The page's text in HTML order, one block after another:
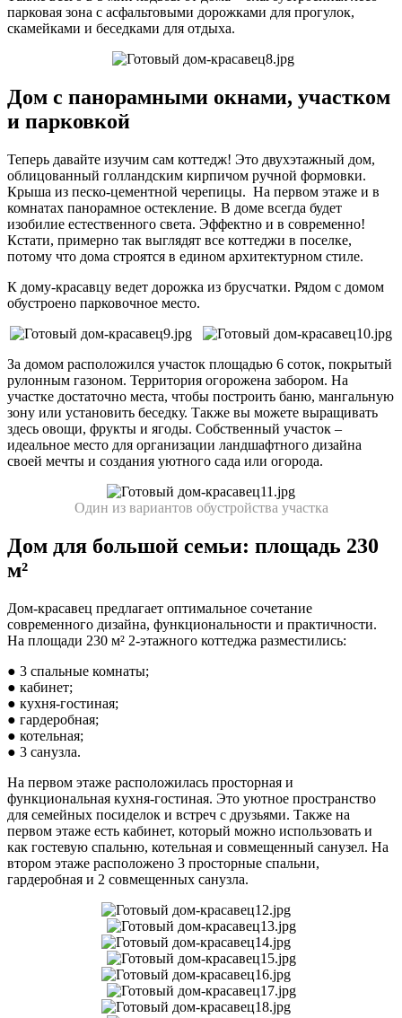
парковая зона с асфальтовыми дорожками для прогулок,
скамейками и беседками для отдыха.
Дом с панорамными окнами, участком
и парковкой
Теперь давайте изучим сам коттедж! Это двухэтажный дом,
облицованный голландским кирпичом ручной формовки.
Крыша из песко-цементной черепицы. На первом этаже и в
комнатах панорамное остекление. В доме всегда будет
изобилие естественного света. Эффектно и в современно!
Кстати, примерно так выглядят все коттеджи в поселке,
потому что дома строятся в едином архитектурном стиле.
К дому-красавцу ведет дорожка из брусчатки. Рядом с домом
обустроено парковочное место.
За домом расположился участок площадью 6 соток, покрытый
рулонным газоном. Территория огорожена забором. На
участке достаточно места, чтобы построить баню, мангальную
зону или установить беседку. Также вы можете выращивать
здесь овощи, фрукты и ягоды. Собственный участок –
идеальное место для организации ландшафтного дизайна
своей мечты и создания уютного сада или огорода.
Один из вариантов обустройства участка
Дом для большой семьи: площадь 230
м²
Дом-красавец предлагает оптимальное сочетание
современного дизайна, функциональности и практичности.
На площади 230 м² 2-этажного коттеджа разместились:
● 3 спальные комнаты;
● кабинет;
● кухня-гостиная;
● гардеробная;
● котельная;
● 3 санузла.
На первом этаже расположилась просторная и
функциональная кухня-гостиная. Это уютное пространство
для семейных посиделок и встреч с друзьями. Также на
первом этаже есть кабинет, который можно использовать и
как гостевую спальню, котельная и совмещенный санузел. На
втором этаже расположено 3 просторные спальни,
гардеробная и 2 совмещенных санузла.